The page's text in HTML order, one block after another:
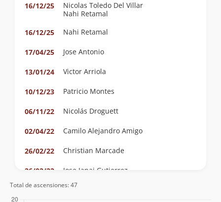
16/12/25
Nicolas Toledo Del Villar
Nahi Retamal
16/12/25
Nahi Retamal
17/04/25 Jose Antonio
13/01/24 Victor Arriola
10/12/23 Patricio Montes
06/11/22 Nicolás Droguett
02/04/22 Camilo Alejandro Amigo
26/02/22 Christian Marcade
26/02/22 Jose Janai Gutierrez
Pablo Riquelme
Total de ascensiones: 47